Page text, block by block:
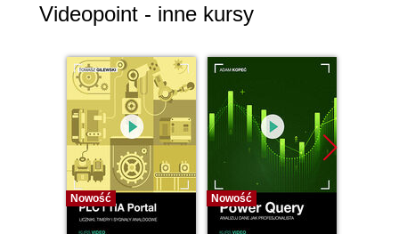
Videopoint - inne kursy
Nowość Nowość